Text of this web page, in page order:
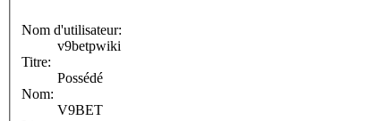
Nom d'utilisateur:
v9betpwiki
Titre:
Possédé
Nom:
V9BET